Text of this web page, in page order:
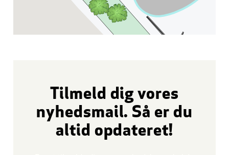
Tilmeld dig vores
nyhedsmail. Så er du
altid opdateret!